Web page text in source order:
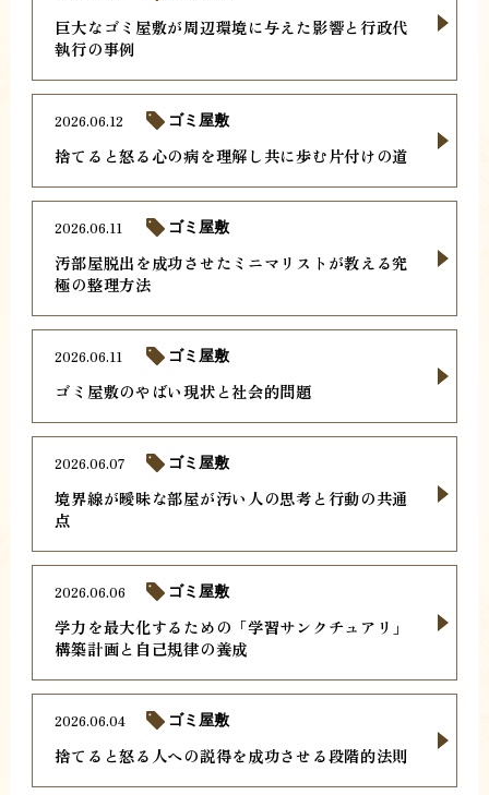
巨大なゴミ屋敷が周辺環境に与えた影響と行政代
執行の事例
捨てると怒る心の病を理解し共に歩む片付けの道
2026.06.12 ゴミ屋敷
汚部屋脱出を成功させたミニマリストが教える究
極の整理方法
2026.06.11 ゴミ屋敷
ゴミ屋敷のやばい現状と社会的問題
2026.06.11 ゴミ屋敷
境界線が曖昧な部屋が汚い人の思考と行動の共通
点
2026.06.07 ゴミ屋敷
学力を最大化するための「学習サンクチュアリ」
構築計画と自己規律の養成
2026.06.06 ゴミ屋敷
捨てると怒る人への説得を成功させる段階的法則
2026.06.04 ゴミ屋敷